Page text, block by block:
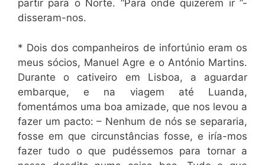
partir para o Norte. “Para onde quizerem ir ”-
disseram-nos.
* Dois dos companheiros de infortúnio eram os
meus sócios, Manuel Agre e o António Martins.
Durante o cativeiro em Lisboa, a aguardar
embarque, e na viagem até Luanda,
fomentámos uma boa amizade, que nos levou a
fazer um pacto: – Nenhum de nós se separaria,
fosse em que circunstâncias fosse, e iría-mos
fazer tudo o que pudéssemos para tornar a